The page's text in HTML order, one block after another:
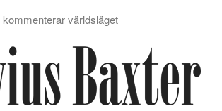
kommenterar världsläget